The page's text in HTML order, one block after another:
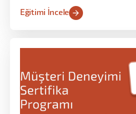
ve sadece oyun stüdyolarında
Eğitimi İncele